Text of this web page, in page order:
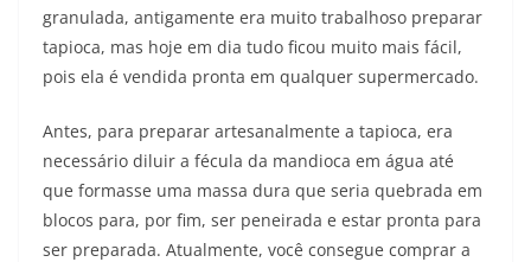
granulada, antigamente era muito trabalhoso preparar
tapioca, mas hoje em dia tudo ficou muito mais fácil,
pois ela é vendida pronta em qualquer supermercado.
Antes, para preparar artesanalmente a tapioca, era
necessário diluir a fécula da mandioca em água até
que formasse uma massa dura que seria quebrada em
blocos para, por fim, ser peneirada e estar pronta para
ser preparada. Atualmente, você consegue comprar a